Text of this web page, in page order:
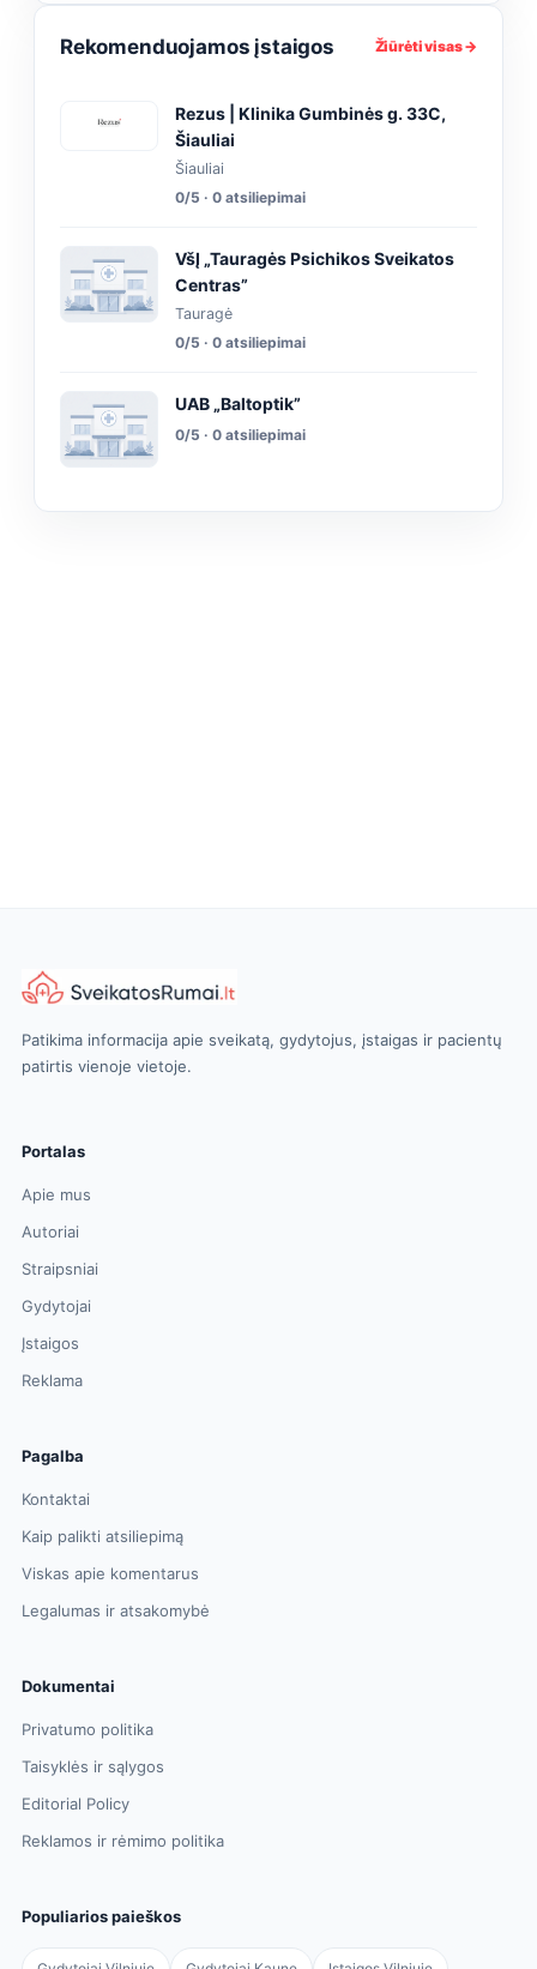
Rekomenduojamos įstaigos Žiūrėti visas →
Rezus | Klinika Gumbinės g. 33C,
Šiauliai
Šiauliai
0/5 · 0 atsiliepimai
VšĮ „Tauragės Psichikos Sveikatos
Centras”
Tauragė
0/5 · 0 atsiliepimai
UAB „Baltoptik”
0/5 · 0 atsiliepimai
Patikima informacija apie sveikatą, gydytojus, įstaigas ir pacientų
patirtis vienoje vietoje.
Portalas
Apie mus
Autoriai
Straipsniai
Gydytojai
Įstaigos
Reklama
Pagalba
Kontaktai
Kaip palikti atsiliepimą
Viskas apie komentarus
Legalumas ir atsakomybė
Dokumentai
Privatumo politika
Taisyklės ir sąlygos
Editorial Policy
Reklamos ir rėmimo politika
Populiarios paieškos